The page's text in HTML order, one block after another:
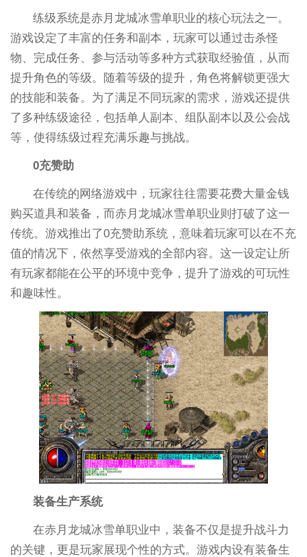
练级系统是赤月龙城冰雪单职业的核心玩法之一。
游戏设定了丰富的任务和副本，玩家可以通过击杀怪
物、完成任务、参与活动等多种方式获取经验值，从而
提升角色的等级。随着等级的提升，角色将解锁更强大
的技能和装备。为了满足不同玩家的需求，游戏还提供
了多种练级途径，包括单人副本、组队副本以及公会战
等，使得练级过程充满乐趣与挑战。
0充赞助
在传统的网络游戏中，玩家往往需要花费大量金钱
购买道具和装备，而赤月龙城冰雪单职业则打破了这一
传统。游戏推出了0充赞助系统，意味着玩家可以在不充
值的情况下，依然享受游戏的全部内容。这一设定让所
有玩家都能在公平的环境中竞争，提升了游戏的可玩性
和趣味性。
装备生产系统
在赤月龙城冰雪单职业中，装备不仅是提升战斗力
的关键，更是玩家展现个性的方式。游戏内设有装备生